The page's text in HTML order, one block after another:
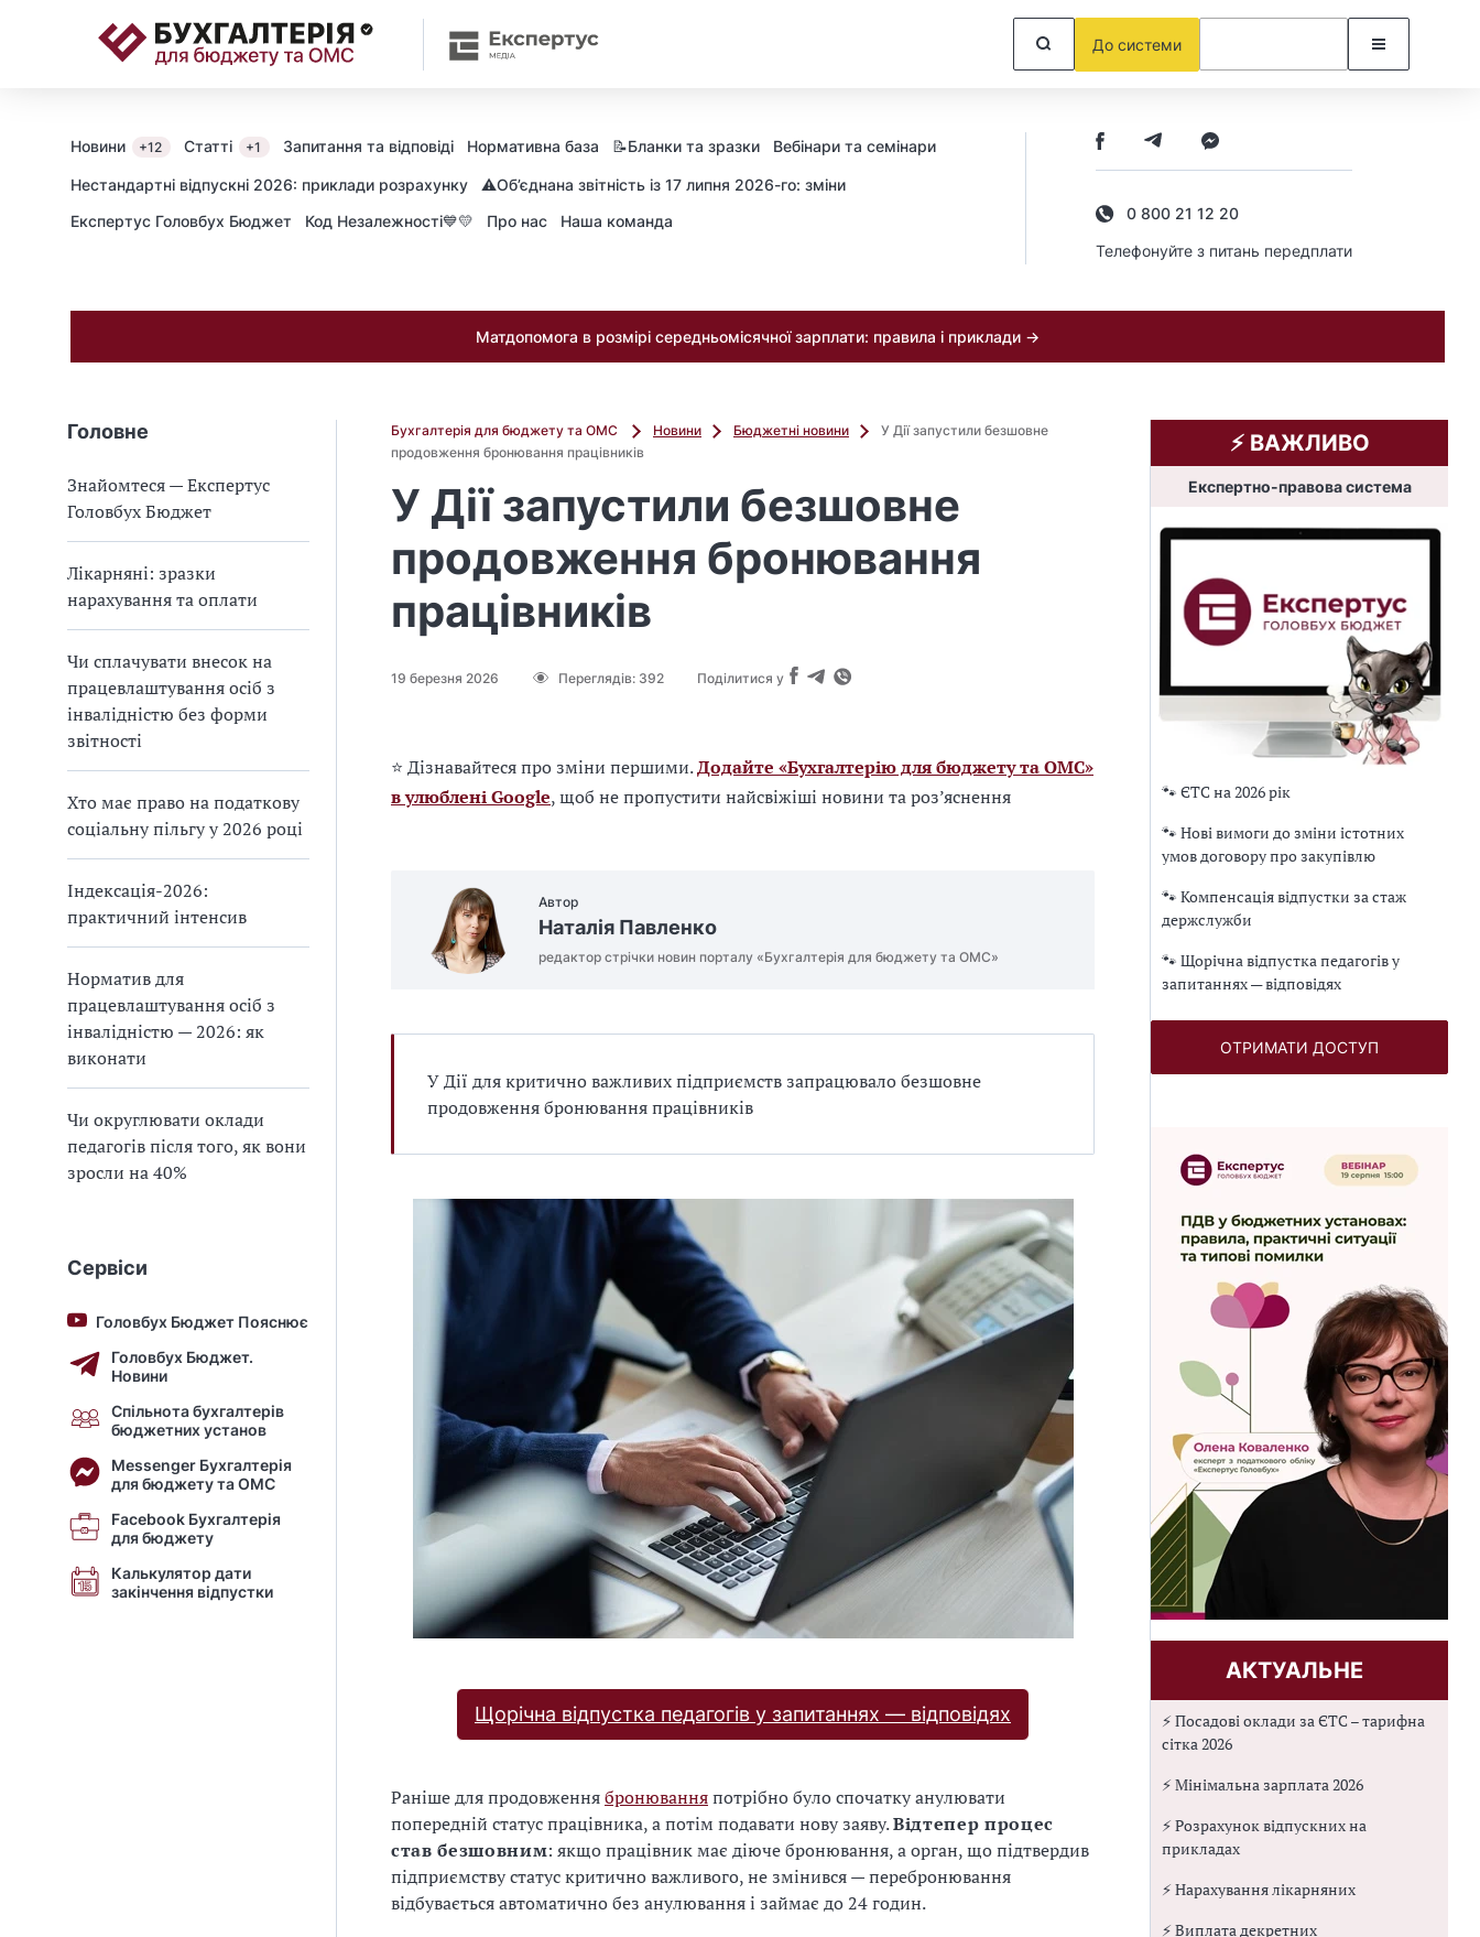
До системи
Новини +12 Статті +1 Запитання та відповіді Нормативна база 📝Бланки та зразки Вебінари та семінари
Нестандартні відпускні 2026: приклади розрахунку
⚠️Об’єднана звітність із 17 липня 2026-го: зміни
Експертус Головбух Бюджет
Код Незалежності💙💛 Про нас Наша команда
0 800 21 12 20
Телефонуйте з питань передплати
Матдопомога в розмірі середньомісячної зарплати: правила і приклади →
Головне
Знайомтеся — Експертус
Головбух Бюджет
Лікарняні: зразки
нарахування та оплати
Чи сплачувати внесок на
працевлаштування осіб з
інвалідністю без форми
звітності
Хто має право на податкову
соціальну пільгу у 2026 році
Індексація-2026:
практичний інтенсив
Норматив для
працевлаштування осіб з
інвалідністю — 2026: як
виконати
Чи округлювати оклади
педагогів після того, як вони
зросли на 40%
Сервіси
Головбух Бюджет Пояснює
Головбух Бюджет.
Новини
Спільнота бухгалтерів
бюджетних установ
Messenger Бухгалтерія
для бюджету та ОМС
Facebook Бухгалтерія
для бюджету
Калькулятор дати
закінчення відпустки
Бухгалтерія для бюджету та ОМС Новини Бюджетні новини
У Дії запустили безшовне
продовження бронювання працівників
У Дії запустили безшовне
продовження бронювання
працівників
19 березня 2026 Переглядів: 392 Поділитися у
⭐ Дізнавайтеся про зміни першими.Додайте «Бухгалтерію для бюджету та ОМС»
в улюблені Google, щоб не пропустити найсвіжіші новини та роз’яснення
Автор
Наталія Павленко
редактор стрічки новин порталу «Бухгалтерія для бюджету та ОМС»
У Дії для критично важливих підприємств запрацювало безшовне
продовження бронювання працівників
Щорічна відпустка педагогів у запитаннях — відповідях
Раніше для продовженнябронюванняпотрібно було спочатку анулювати
попередній статус працівника, а потім подавати нову заяву.Відтепер процес
став безшовним: якщо працівник має діюче бронювання, а орган, що підтвердив
підприємству статус критично важливого, не змінився — перебронювання
відбувається автоматично без анулювання і займає до 24 годин.
⚡️ ВАЖЛИВО
Експертно-правова система
🐾 ЄТС на 2026 рік
🐾 Нові вимоги до зміни істотних
умов договору про закупівлю
🐾 Компенсація відпустки за стаж
держслужби
🐾 Щорічна відпустка педагогів у
запитаннях — відповідях
ОТРИМАТИ ДОСТУП
АКТУАЛЬНЕ
⚡ Посадові оклади за ЄТС – тарифна
сітка 2026
⚡ Мінімальна зарплата 2026
⚡ Розрахунок відпускних на
прикладах
⚡ Нарахування лікарняних
⚡ Виплата декретних